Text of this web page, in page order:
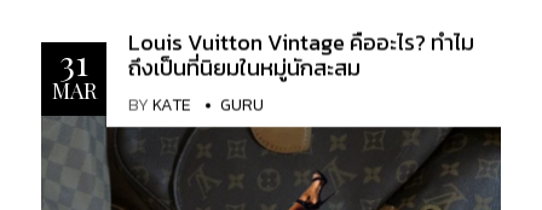
รังสรรค์ขึ้นจากหนังลูกวัวชนิด Smooth Calfskin ซึ่ง
เป็นหนังคุณภาพสูงที่ผ่านกระบวนการฟอกอย่าง
ประณีตจนได้พื้นผิวที่เรียบเนียน สัมผัสนุ่มมือ มอบ
ความรู้สึกหรูหราและมีระดับ หนังชนิดนี้ยังมีความ
ยืดหยุ่นและทนทาน เหมาะอย่างยิ่งสำหรับการใช้งานใน
ชีวิตประจำวัน พร้อมทั้งให้ลุคที่เรียบหรู ดูคลาสสิกเหนือ
กาลเวลา Color : สีแดง Rosso Ancora Red ซึ่งเป็น
31
MAR
Louis Vuitton Vintage คืออะไร? ทำไม
ถึงเป็นที่นิยมในหมู่นักสะสม
BYKATE GURU